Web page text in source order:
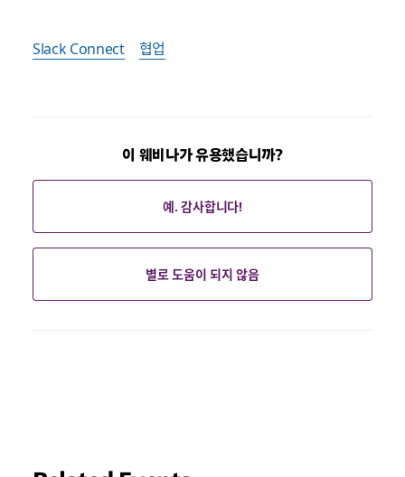
Slack Connect 협업
이 웨비나가 유용했습니까?
예. 감사합니다!
별로 도움이 되지 않음